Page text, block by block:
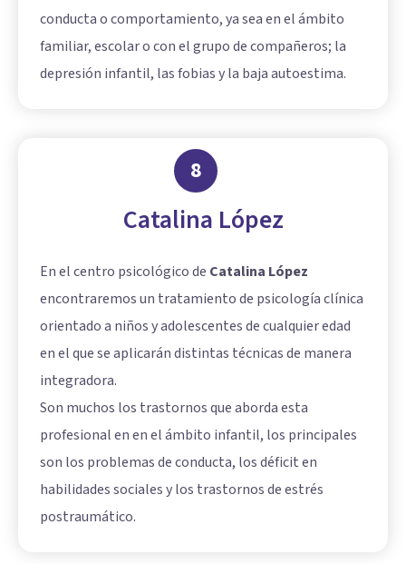
conducta o comportamiento, ya sea en el ámbito
familiar, escolar o con el grupo de compañeros; la
depresión infantil, las fobias y la baja autoestima.
8
Catalina López
En el centro psicológico de Catalina López
encontraremos un tratamiento de psicología clínica
orientado a niños y adolescentes de cualquier edad
en el que se aplicarán distintas técnicas de manera
integradora.
Son muchos los trastornos que aborda esta
profesional en en el ámbito infantil, los principales
son los problemas de conducta, los déficit en
habilidades sociales y los trastornos de estrés
postraumático.